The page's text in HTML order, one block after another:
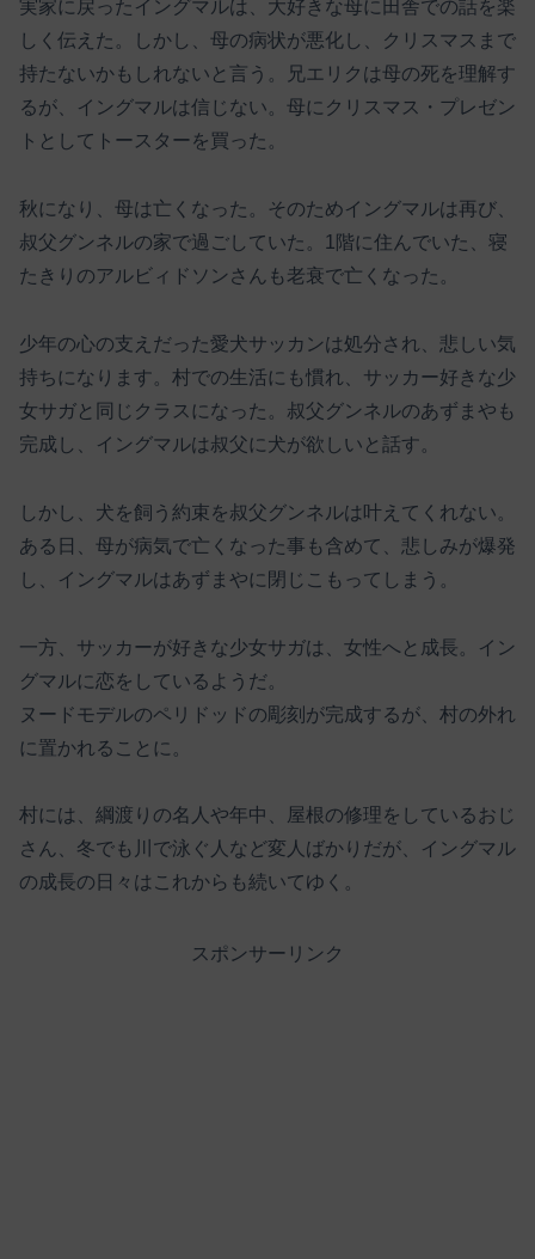
実家に戻ったイングマルは、大好きな母に田舎での話を楽
しく伝えた。しかし、母の病状が悪化し、クリスマスまで
持たないかもしれないと言う。兄エリクは母の死を理解す
るが、イングマルは信じない。母にクリスマス・プレゼン
トとしてトースターを買った。
秋になり、母は亡くなった。そのためイングマルは再び、
叔父グンネルの家で過ごしていた。1階に住んでいた、寝
たきりのアルビィドソンさんも老衰で亡くなった。
少年の心の支えだった愛犬サッカンは処分され、悲しい気
持ちになります。村での生活にも慣れ、サッカー好きな少
女サガと同じクラスになった。叔父グンネルのあずまやも
完成し、イングマルは叔父に犬が欲しいと話す。
しかし、犬を飼う約束を叔父グンネルは叶えてくれない。
ある日、母が病気で亡くなった事も含めて、悲しみが爆発
し、イングマルはあずまやに閉じこもってしまう。
一方、サッカーが好きな少女サガは、女性へと成長。イン
グマルに恋をしているようだ。
ヌードモデルのペリドッドの彫刻が完成するが、村の外れ
に置かれることに。
村には、綱渡りの名人や年中、屋根の修理をしているおじ
さん、冬でも川で泳ぐ人など変人ばかりだが、イングマル
の成長の日々はこれからも続いてゆく。
スポンサーリンク